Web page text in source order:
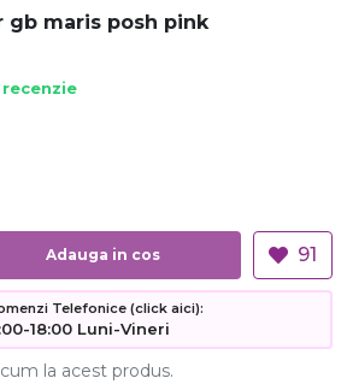
gb maris posh pink
recenzie
Adauga in cos 91
Telefonice (click aici):
18:00 Luni-Vineri
la acest produs.